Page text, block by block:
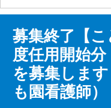
募集終了【
度任用開始
を募集しま
も園看護師）